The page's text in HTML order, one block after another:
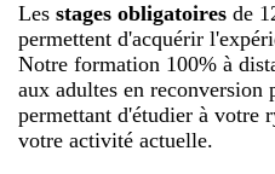
Les stages obligatoires de
permettent d'acquérir
Notre formation 100% à
aux adultes en reconversion
permettant d'étudier à votre
votre activité actuelle.